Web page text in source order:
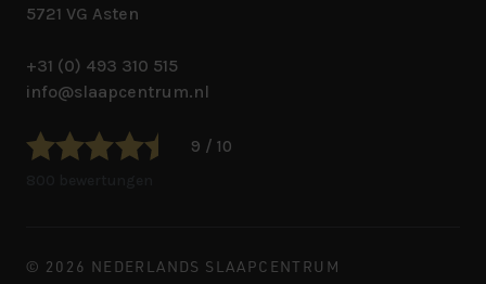
5721 VG Asten
+31 (0) 493 310 515
info@slaapcentrum.nl
9 / 10
© 2026 NEDERLANDS SLAAPCENTRUM